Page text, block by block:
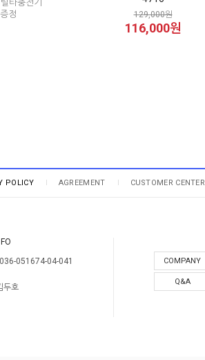
타충전기
정
129,000원
116,000원
POLICY AGREEMENT CUSTOMER CENTER
051674-04-041
두호
COMPANY
Q&A